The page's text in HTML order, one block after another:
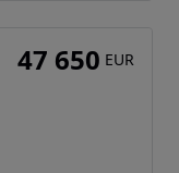
47 650 EUR